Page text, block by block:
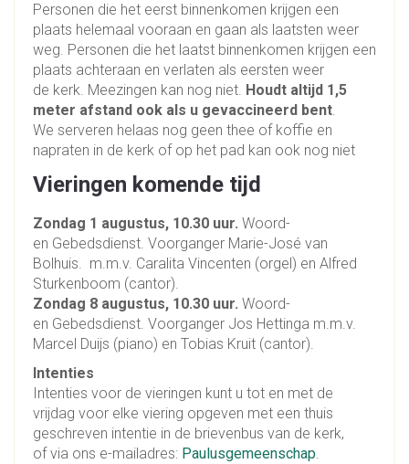
Personen die het eerst binnenkomen krijgen een
plaats helemaal vooraan en gaan als laatsten weer
weg. Personen die het laatst binnenkomen krijgen een
plaats achteraan en verlaten als eersten weer
de kerk. Meezingen kan nog niet. Houdt altijd 1,5
meter afstand ook als u gevaccineerd bent.
We serveren helaas nog geen thee of koffie en
napraten in de kerk of op het pad kan ook nog niet
Vieringen komende tijd
Zondag 1 augustus, 10.30 uur. Woord-
en Gebedsdienst. Voorganger Marie-José van
Bolhuis. m.m.v. Caralita Vincenten (orgel) en Alfred
Sturkenboom (cantor).
Zondag 8 augustus, 10.30 uur. Woord-
en Gebedsdienst. Voorganger Jos Hettinga m.m.v.
Marcel Duijs (piano) en Tobias Kruit (cantor).
Intenties
Intenties voor de vieringen kunt u tot en met de
vrijdag voor elke viering opgeven met een thuis
geschreven intentie in de brievenbus van de kerk,
of via ons e-mailadres: Paulusgemeenschap.